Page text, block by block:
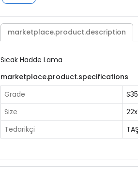
marketplace.product.description
Sıcak Hadde Lama
marketplace.product.specifications
Grade
Size
Tedarikçi